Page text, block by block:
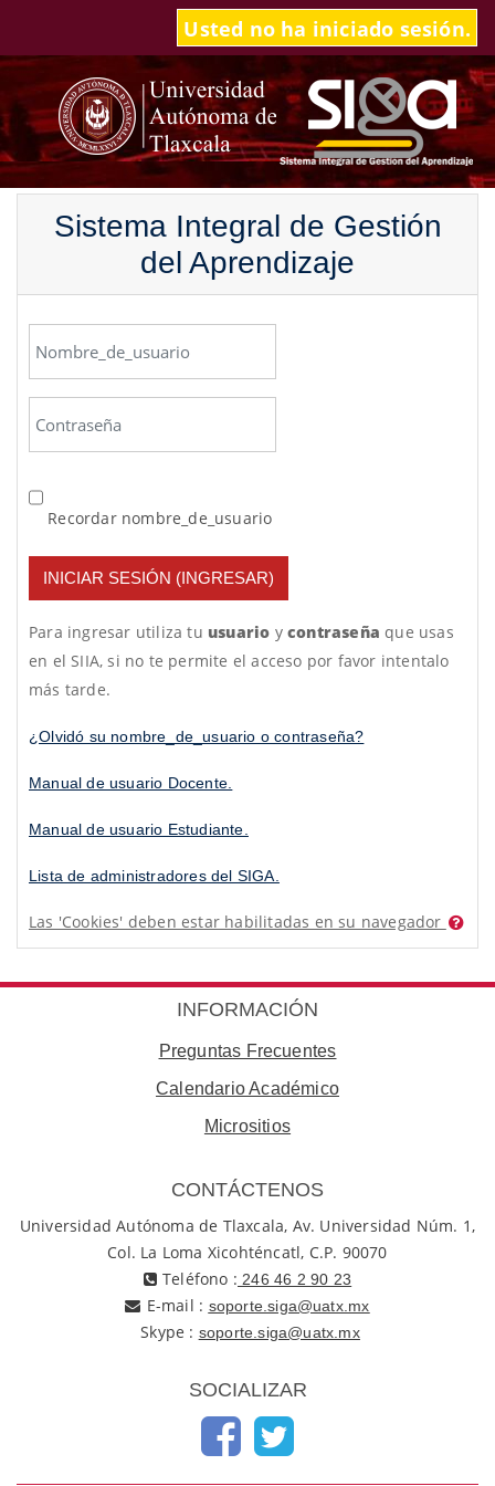
Saltar al contenido principal
Usted no ha iniciado sesión.
Sistema Integral de Gestión
del Aprendizaje
Recordar nombre_de_usuario
INICIAR SESIÓN (INGRESAR)
Para ingresar utiliza tu usuario ycontraseña que usas
en el SIIA, si no te permite el acceso por favor intentalo
más tarde.
¿Olvidó su nombre_de_usuario o contraseña?
Manual de usuario Docente.
Manual de usuario Estudiante.
Lista de administradores del SIGA.
Las 'Cookies' deben estar habilitadas en su navegador
INFORMACIÓN
Preguntas Frecuentes
Calendario Académico
Micrositios
CONTÁCTENOS
Universidad Autónoma de Tlaxcala, Av. Universidad Núm. 1,
Col. La Loma Xicohténcatl, C.P. 90070
Teléfono : 246 46 2 90 23
E-mail : soporte.siga@uatx.mx
Skype : soporte.siga@uatx.mx
SOCIALIZAR